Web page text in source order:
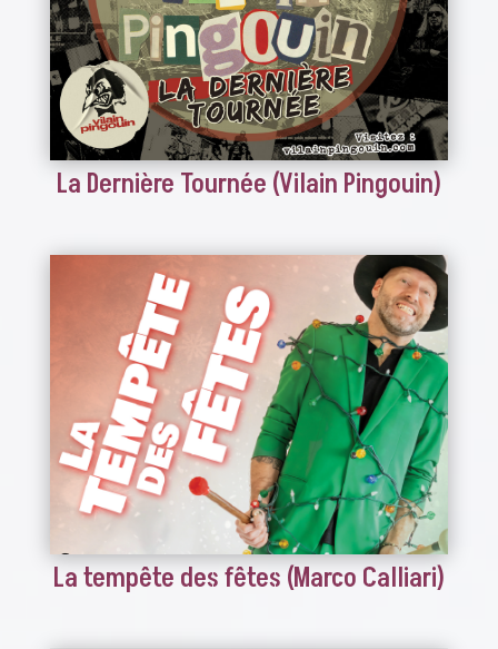
La Dernière Tournée (Vilain Pingouin)
La tempête des fêtes (Marco Calliari)